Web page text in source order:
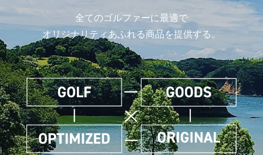
全てのゴルファーに最適で
オリジナリティあふれる商品を提供する。